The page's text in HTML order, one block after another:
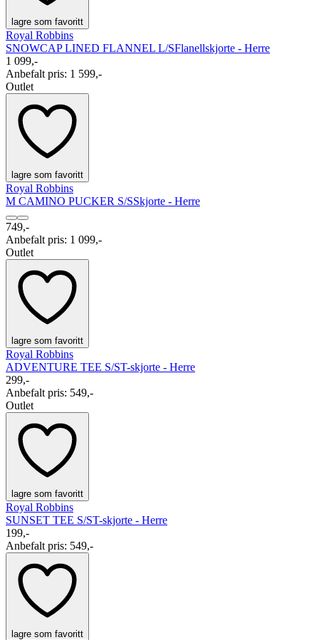
lagre som favoritt
Royal Robbins
SNOWCAP LINED FLANNEL L/SFlanellskjorte - Herre
1 099,-
Anbefalt pris: 1 599,-
Outlet
lagre som favoritt
Royal Robbins
M CAMINO PUCKER S/SSkjorte - Herre
749,-
Anbefalt pris: 1 099,-
Outlet
lagre som favoritt
Royal Robbins
ADVENTURE TEE S/ST-skjorte - Herre
299,-
Anbefalt pris: 549,-
Outlet
lagre som favoritt
Royal Robbins
SUNSET TEE S/ST-skjorte - Herre
199,-
Anbefalt pris: 549,-
lagre som favoritt